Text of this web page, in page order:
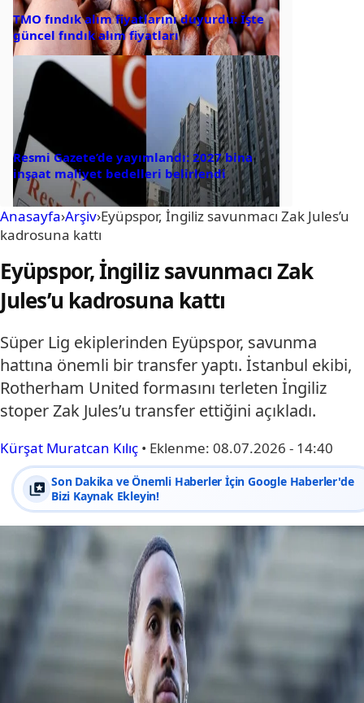
TMO fındık alım fiyatlarını duyurdu: İşte
güncel fındık alım fiyatları
Resmi Gazete’de yayımlandı: 2027 bina
inşaat maliyet bedelleri belirlendi
Anasayfa›Arşiv›Eyüpspor, İngiliz savunmacı Zak Jules’u
kadrosuna kattı
Eyüpspor, İngiliz savunmacı Zak
Jules’u kadrosuna kattı
Süper Lig ekiplerinden Eyüpspor, savunma
hattına önemli bir transfer yaptı. İstanbul ekibi,
Rotherham United formasını terleten İngiliz
stoper Zak Jules’u transfer ettiğini açıkladı.
Kürşat Muratcan Kılıç • Eklenme: 08.07.2026 - 14:40
Son Dakika ve Önemli Haberler İçin Google Haberler'de
Bizi Kaynak Ekleyin!